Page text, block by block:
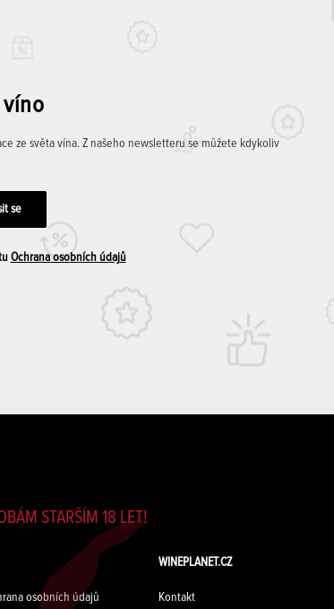
ze světa vína. Z našeho newsletteru se můžete kdykoliv
Ochrana osobních údajů
STARŠÍM 18 LET!
osobních údajů
WINEPLANET.CZ
Kontakt